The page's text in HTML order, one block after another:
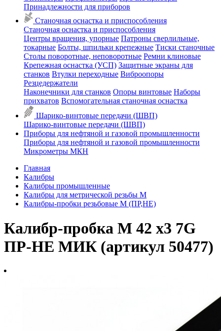
Принадлежности для приборов
Станочная оснастка и приспособления
Станочная оснастка и приспособления
Центры вращения, упорные Патроны сверлильные,
токарные Болты, шпильки крепежные Тиски станочные
Столы поворотные, неповоротные Ремни клиновые
Крепежная оснастка (УСП) Защитные экраны для
станков Втулки переходные Виброопоры
Резцедержатели
Наконечники для станков Опоры винтовые Наборы
прихватов Вспомогательная станочная оснастка
Шарико-винтовые передачи (ШВП)
Шарико-винтовые передачи (ШВП)
Приборы для нефтяной и газовой промышленности
Приборы для нефтяной и газовой промышленности
Микрометры МКН
Главная
Калибры
Калибры промышленные
Калибры для метрической резьбы М
Калибры-пробки резьбовые М (ПР,НЕ)
Калибр-пробка М 42 х3 7G
ПР-НЕ МИК (артикул 50477)